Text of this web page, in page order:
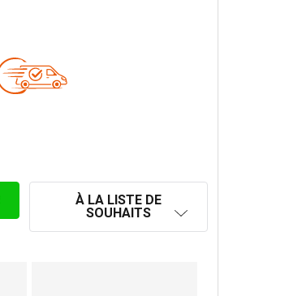
DE PLAQUE DE FINITION 0-30° POUR 225 MM
LA QUANTITÉ DE PLAQUE DE FINITION 0-30°
À LA LISTE DE
SOUHAITS